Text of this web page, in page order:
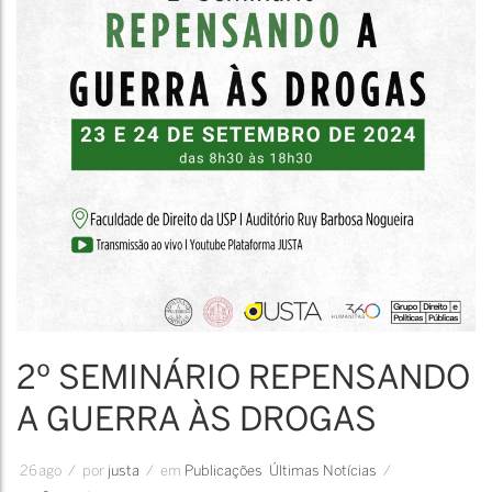
2º SEMINÁRIO REPENSANDO
A GUERRA ÀS DROGAS
26 ago / por Justa / em Publicações Últimas Notícias /